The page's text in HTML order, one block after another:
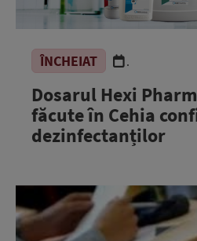
ÎNCHEIAT .
Dosarul Hexi
făcute în Cehia
dezinfectanților